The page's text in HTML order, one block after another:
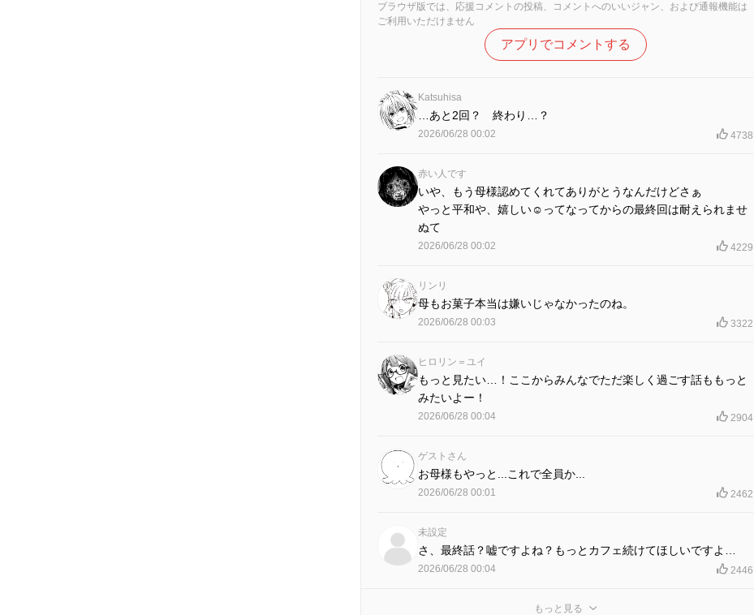
ブラウザ版では、応援コメントの投稿、コメントへのいいジャン、および通報機能は
ご利用いただけません
アプリでコメントする
Katsuhisa
…あと2回？ 終わり…？
2026/06/28 00:02 4738
赤い人です
いや、もう母様認めてくれてありがとうなんだけどさぁ
やっと平和や、嬉しい☺️ってなってからの最終回は耐えられませ
ぬて
2026/06/28 00:02 4229
リンリ
母もお菓子本当は嫌いじゃなかったのね。
2026/06/28 00:03 3322
ヒロリン＝ユイ
もっと見たい…！ここからみんなでただ楽しく過ごす話ももっと
みたいよー！
2026/06/28 00:04 2904
ゲストさん
お母様もやっと...これで全員か...
2026/06/28 00:01 2462
未設定
さ、最終話？嘘ですよね？もっとカフェ続けてほしいですよ…
2026/06/28 00:04 2446
もっと見る